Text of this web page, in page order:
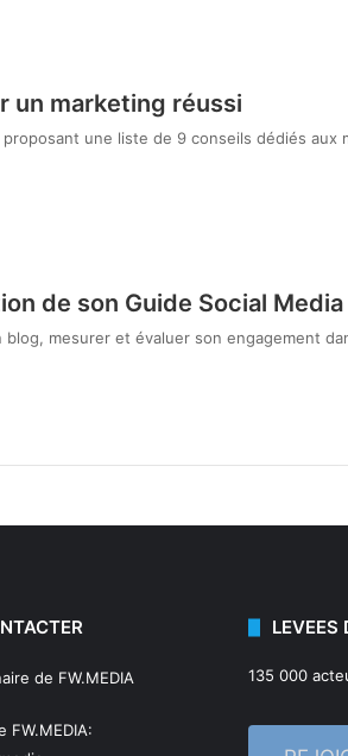
un marketing réussi
une liste de 9 conseils dédiés aux
de son Guide Social Media
mesurer et évaluer son engagement
de FW.MEDIA
FW.MEDIA:
LEVEES
135 000